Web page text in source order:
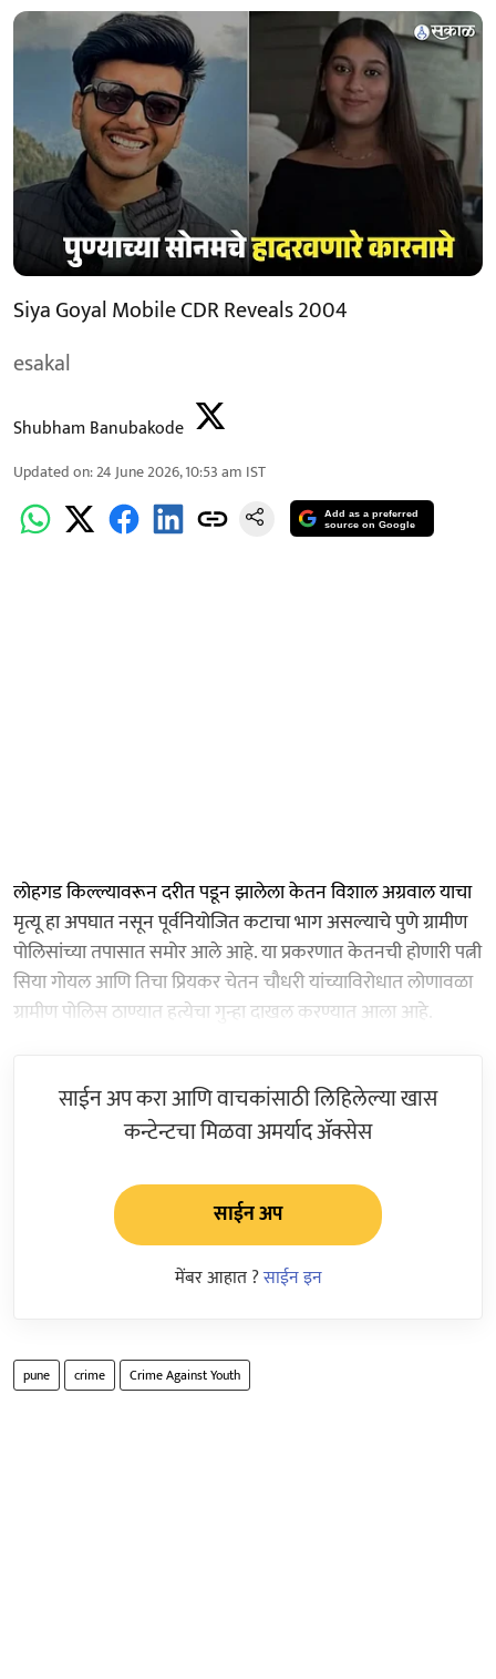
Siya Goyal Mobile CDR Reveals 2004
esakal
Shubham Banubakode
Updated on:24 June 2026, 10:53 am IST
Add as a preferred
source on Google
लोहगड किल्ल्यावरून दरीत पडून झालेला केतन विशाल अग्रवाल याचा
मृत्यू हा अपघात नसून पूर्वनियोजित कटाचा भाग असल्याचे पुणे ग्रामीण
पोलिसांच्या तपासात समोर आले आहे. या प्रकरणात केतनची होणारी पत्नी
सिया गोयल आणि तिचा प्रियकर चेतन चौधरी यांच्याविरोधात लोणावळा
ग्रामीण पोलिस ठाण्यात हत्येचा गुन्हा दाखल करण्यात आला आहे.
साईन अप करा आणि वाचकांसाठी लिहिलेल्या खास
कन्टेन्टचा मिळवा अमर्याद ॲक्सेस
साईन अप
मेंबर आहात ?साईन इन
pune crime Crime Against Youth